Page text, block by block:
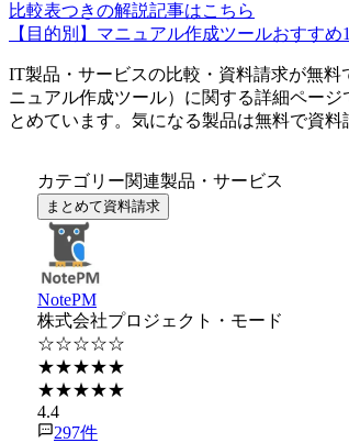
比較表つきの解説記事はこちら
【目的別】マニュアル作成ツールおすす
IT製品・サービスの比較・資料請求が無料
ニュアル作成ツール）に関する詳細ペー
とめています。気になる製品は無料で資料
カテゴリー関連製品・サービス
まとめて資料請求
NotePM
株式会社プロジェクト・モード
☆☆☆☆☆
★★★★★
★★★★★
4.4
297件